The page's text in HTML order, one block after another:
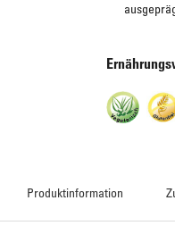
Produktinformation